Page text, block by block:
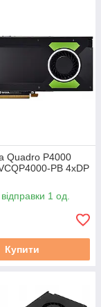
Quadro P4000
PB 4xDP
1 од.
Купити